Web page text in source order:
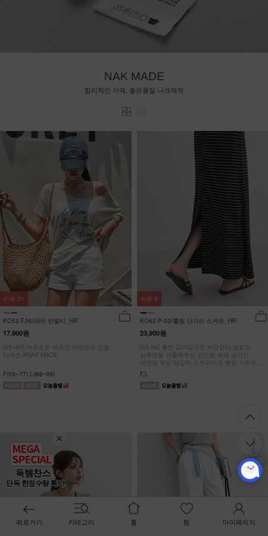
득템찬스
단독 한정수량 특가!
NAK MADE
합리적인 가격, 좋은품질 나크제작
KO52-T-26/테린 반팔티_HR
17,900원
[55~99] 여유로운 넥라인 여리핏의 반팔
티셔츠 #NAK MADE.
F(55~77),L(88~99)
리뷰 21
KO62-P-03/롤링 단가라 스커트_HR
23,900원
[55-88] 롱한 길이감으로 부담없이,슬림한
실루엣을 연출해주는 편안함 속에 숨겨진
세련된 무드 데일리 스트라이프 밴딩 스커트
#NAK MADE.
F,L
리뷰 6
뒤로가기 카테고리 홈 찜 마이페이지